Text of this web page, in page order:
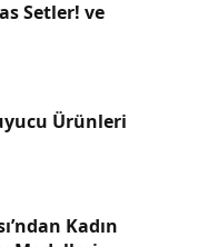
Setler! ve
Ürünleri
Kadın